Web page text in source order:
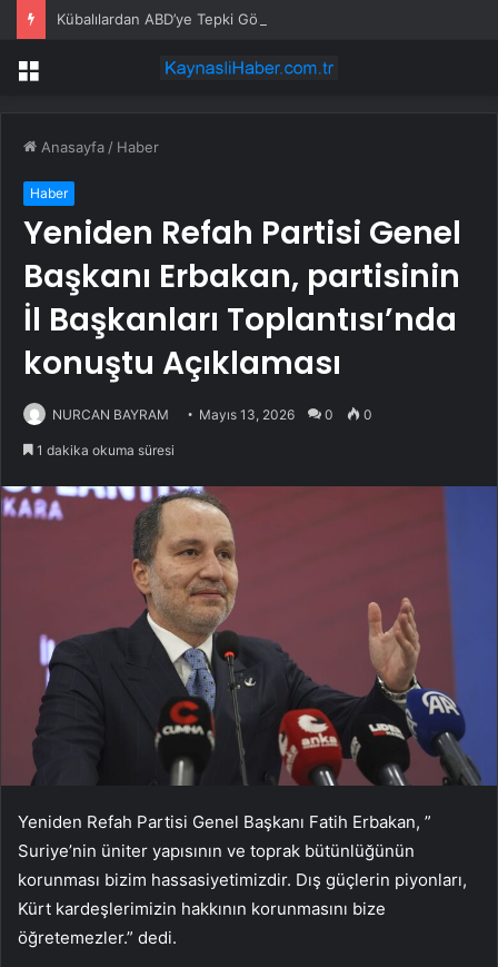
Kübalılardan ABD’ye Tepki Gösterisi
Menü
Anasayfa / Haber
Haber
Yeniden Refah Partisi Genel
Başkanı Erbakan, partisinin
İl Başkanları Toplantısı’nda
konuştu Açıklaması
NURCAN BAYRAM Mayıs 13, 2026 0 0
1 dakika okuma süresi
Yeniden Refah Partisi Genel Başkanı Fatih Erbakan, ”
Suriye’nin üniter yapısının ve toprak bütünlüğünün
korunması bizim hassasiyetimizdir. Dış güçlerin piyonları,
Kürt kardeşlerimizin hakkının korunmasını bize
öğretemezler.” dedi.